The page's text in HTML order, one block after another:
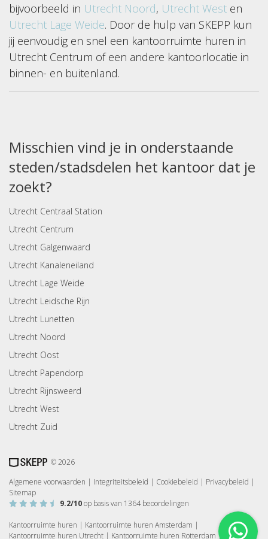
bijvoorbeeld in Utrecht Noord, Utrecht West en
Utrecht Lage Weide. Door de hulp van SKEPP kun
jij eenvoudig en snel een kantoorruimte huren in
Utrecht Centrum of een andere kantoorlocatie in
binnen- en buitenland.
Misschien vind je in onderstaande
steden/stadsdelen het kantoor dat je
zoekt?
Utrecht Centraal Station
Utrecht Centrum
Utrecht Galgenwaard
Utrecht Kanaleneiland
Utrecht Lage Weide
Utrecht Leidsche Rijn
Utrecht Lunetten
Utrecht Noord
Utrecht Oost
Utrecht Papendorp
Utrecht Rijnsweerd
Utrecht West
Utrecht Zuid
© 2026
Algemene voorwaarden | Integriteitsbeleid | Cookiebeleid | Privacybeleid |
Sitemap
9.2/10op basis van 1364beoordelingen
Kantoorruimte huren | Kantoorruimte huren Amsterdam |
Kantoorruimte huren Utrecht | Kantoorruimte huren Rotterdam |